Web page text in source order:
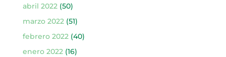
abril 2022(50)
marzo 2022(51)
febrero 2022(40)
enero 2022(16)